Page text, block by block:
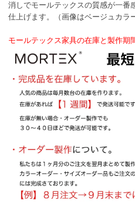
消しでモールテックスの質感が一番
仕上げます。（画像はベージュカラ
モールテックス家具の在庫と製作期